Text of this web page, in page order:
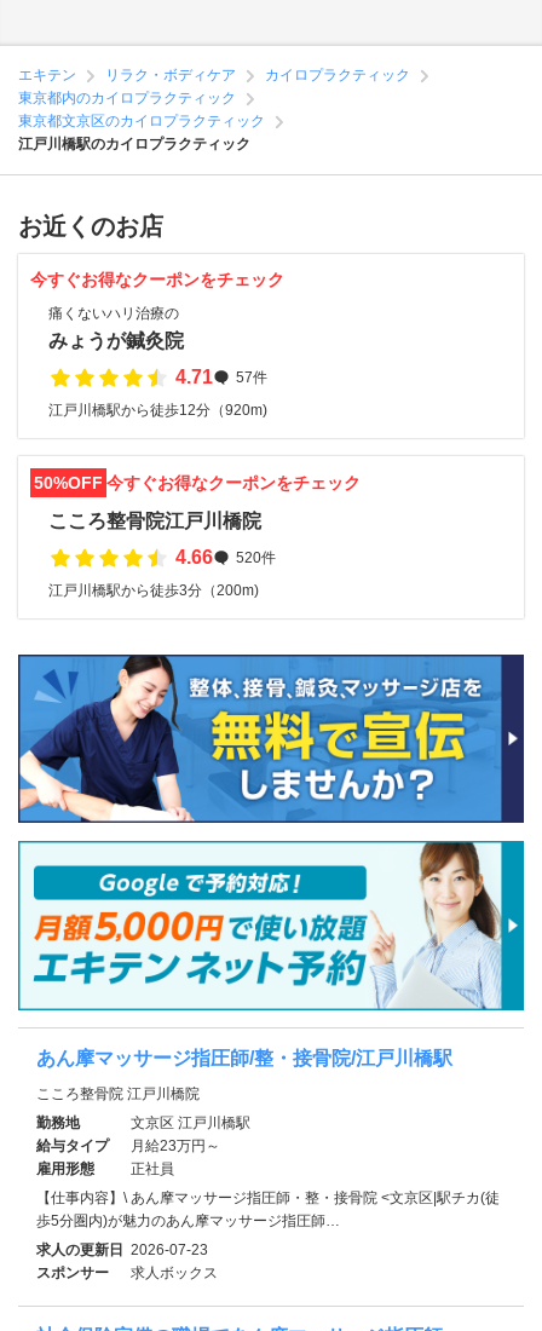
エキテン リラク・ボディケア
カイロプラクティック
東京都内のカイロプラクティック
東京都文京区のカイロプラクティック
江戸川橋駅のカイロプラクティック
お近くのお店
今すぐお得なクーポンをチェック
痛くないハリ治療の
みょうが鍼灸院
4.71
57件
江戸川橋駅から徒歩12分（920m)
50%OFF 今すぐお得なクーポンをチェック
こころ整骨院江戸川橋院
4.66
520件
江戸川橋駅から徒歩3分（200m)
あん摩マッサージ指圧師/整・接骨院/江戸川橋駅
こころ整骨院 江戸川橋院
勤務地
文京区 江戸川橋駅
給与タイプ
月給23万円～
雇用形態
正社員
【仕事内容】\ あん摩マッサージ指圧師・整・接骨院 <文京区|駅チカ(徒
歩5分圏内)が魅力のあん摩マッサージ指圧師…
求人の更新日 2026-07-23
スポンサー
求人ボックス